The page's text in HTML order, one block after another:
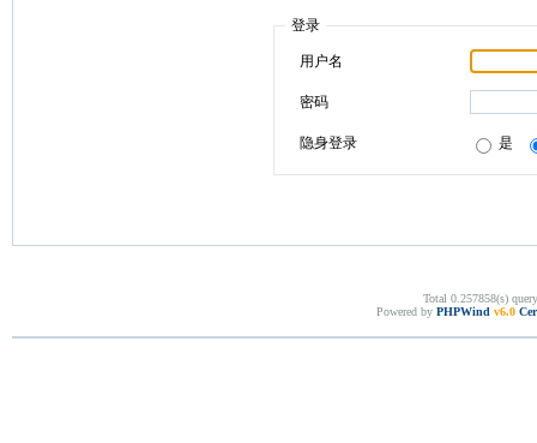
登录
用户名
密码
隐身登录 是
Total 0.257858(s)
Powered by PHPWind v6.0